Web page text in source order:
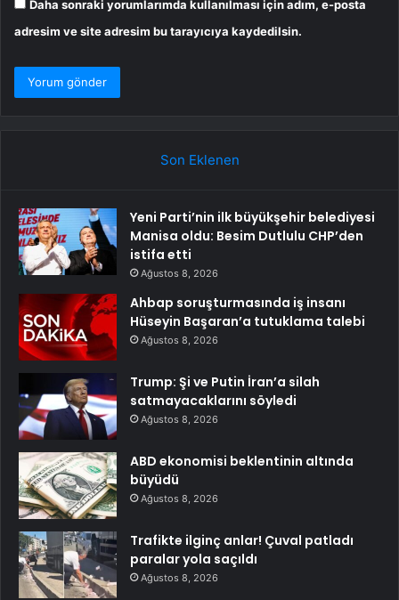
Daha sonraki yorumlarımda kullanılması için adım, e-posta
adresim ve site adresim bu tarayıcıya kaydedilsin.
Son Eklenen
Yeni Parti’nin ilk büyükşehir belediyesi
Manisa oldu: Besim Dutlulu CHP’den
istifa etti
Ağustos 8, 2026
Ahbap soruşturmasında iş insanı
Hüseyin Başaran’a tutuklama talebi
Ağustos 8, 2026
Trump: Şi ve Putin İran’a silah
satmayacaklarını söyledi
Ağustos 8, 2026
ABD ekonomisi beklentinin altında
büyüdü
Ağustos 8, 2026
Trafikte ilginç anlar! Çuval patladı
paralar yola saçıldı
Ağustos 8, 2026